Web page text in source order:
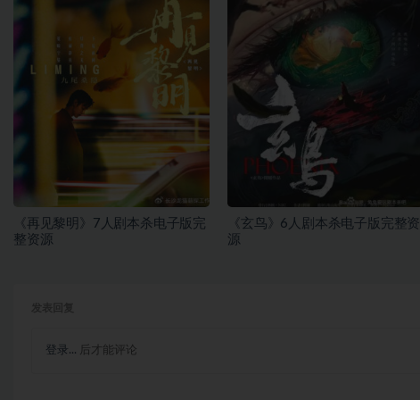
《再见黎明》7人剧本杀电子版完
整资源
《玄鸟》6人剧本杀电子版完整资
源
登录... 后才能评论